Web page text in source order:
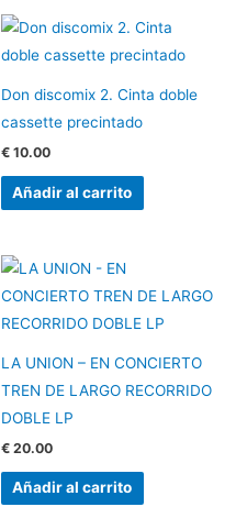
Don discomix 2. Cinta doble
cassette precintado
€ 10.00
Añadir al carrito
LA UNION – EN CONCIERTO
TREN DE LARGO RECORRIDO
DOBLE LP
€ 20.00
Añadir al carrito